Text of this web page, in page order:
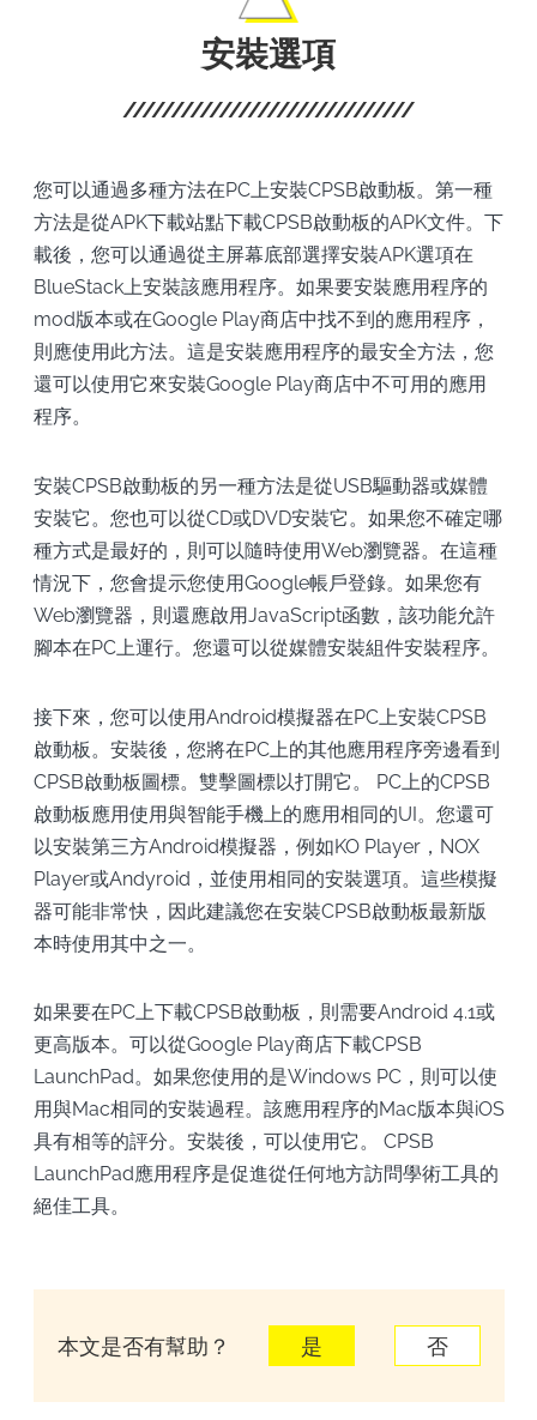
安裝選項
您可以通過多種方法在PC上安裝CPSB啟動板。第一種
方法是從APK下載站點下載CPSB啟動板的APK文件。下
載後，您可以通過從主屏幕底部選擇安裝APK選項在
BlueStack上安裝該應用程序。如果要安裝應用程序的
mod版本或在Google Play商店中找不到的應用程序，
則應使用此方法。這是安裝應用程序的最安全方法，您
還可以使用它來安裝Google Play商店中不可用的應用
程序。
安裝CPSB啟動板的另一種方法是從USB驅動器或媒體
安裝它。您也可以從CD或DVD安裝它。如果您不確定哪
種方式是最好的，則可以隨時使用Web瀏覽器。在這種
情況下，您會提示您使用Google帳戶登錄。如果您有
Web瀏覽器，則還應啟用JavaScript函數，該功能允許
腳本在PC上運行。您還可以從媒體安裝組件安裝程序。
接下來，您可以使用Android模擬器在PC上安裝CPSB
啟動板。安裝後，您將在PC上的其他應用程序旁邊看到
CPSB啟動板圖標。雙擊圖標以打開它。 PC上的CPSB
啟動板應用使用與智能手機上的應用相同的UI。您還可
以安裝第三方Android模擬器，例如KO Player，NOX
Player或Andyroid，並使用相同的安裝選項。這些模擬
器可能非常快，因此建議您在安裝CPSB啟動板最新版
本時使用其中之一。
如果要在PC上下載CPSB啟動板，則需要Android 4.1或
更高版本。可以從Google Play商店下載CPSB
LaunchPad。如果您使用的是Windows PC，則可以使
用與Mac相同的安裝過程。該應用程序的Mac版本與iOS
具有相等的評分。安裝後，可以使用它。 CPSB
LaunchPad應用程序是促進從任何地方訪問學術工具的
絕佳工具。
本文是否有幫助？ 是 否